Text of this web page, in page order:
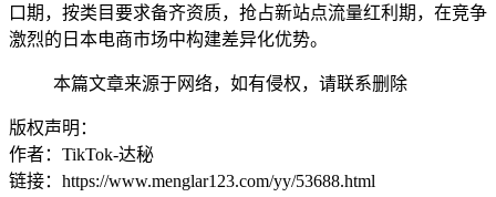
口期，按类目要求备齐资质，抢占新站点流量红利期，在竞争
激烈的日本电商市场中构建差异化优势。
本篇文章来源于网络，如有侵权，请联系删除
版权声明：
作者：TikTok-达秘
链接：https://www.menglar123.com/yy/53688.html